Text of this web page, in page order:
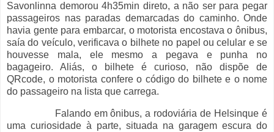
Savonlinna demorou 4h35min direto, a não ser para pegar
passageiros nas paradas demarcadas do caminho. Onde
havia gente para embarcar, o motorista encostava o ônibus,
saía do veículo, verificava o bilhete no papel ou celular e se
houvesse mala, ele mesmo a pegava e punha no
bagageiro. Aliás, o bilhete é curioso, não dispõe de
QRcode, o motorista confere o código do bilhete e o nome
do passageiro na lista que carrega.
Falando em ônibus, a rodoviária de Helsinque é
uma curiosidade à parte, situada na garagem escura do